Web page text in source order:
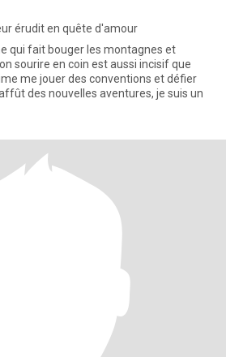
érudit en quête d'amour
qui fait bouger les montagnes et
sourire en coin est aussi incisif que
me jouer des conventions et défier
des nouvelles aventures, je suis un